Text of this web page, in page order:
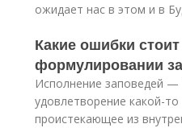
ожидает нас в этом и в
Какие ошибки
формулировании
Исполнение заповедей
удовлетворение какой-
проистекающее из